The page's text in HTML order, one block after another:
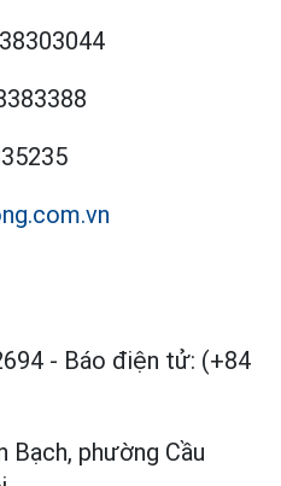
- Báo điện tử: (+84
Bạch, phường Cầu